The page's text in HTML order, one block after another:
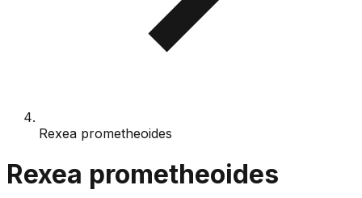
Rexea prometheoides
Rexea prometheoides